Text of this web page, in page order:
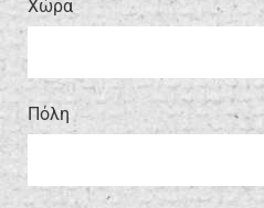
Xώρα
Πόλη